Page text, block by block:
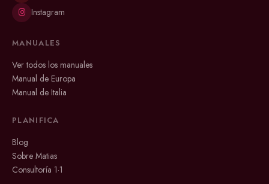
Instagram
MANUALES
Ver todos los manuales
Manual de Europa
Manual de Italia
PLANIFICA
Blog
Sobre Matias
Consultoría 1·1